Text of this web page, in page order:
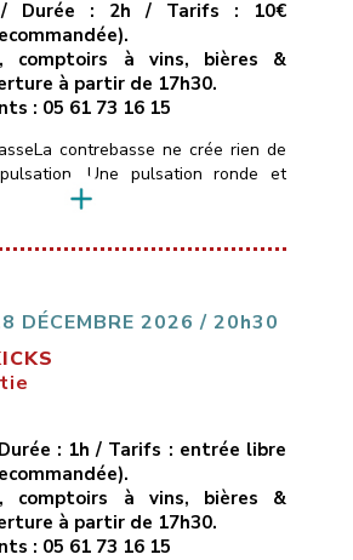
/ Durée : 2h / Tarifs : 10€
comptoirs à vins, bières &
à partir de 17h30.
: 05 61 73 16 15
contrebasse ne crée rien de
Une pulsation ronde et
mélodique qui construit
donc à quelques contrebassistes
: Michel Itier, Simon
: Jéremy Morello
DÉCEMBRE 2026 / 20h30
: 1h / Tarifs : entrée libre
comptoirs à vins, bières &
à partir de 17h30.
: 05 61 73 16 15